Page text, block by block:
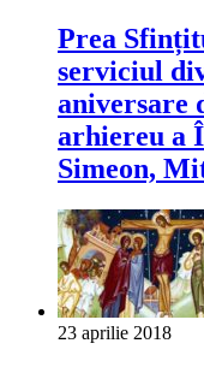
Prea
serviciul
aniversare
arhiereu a
Simeon,
23 aprilie 2018